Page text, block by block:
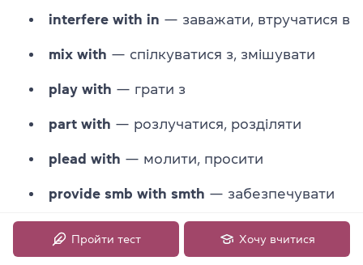
interfere with in — заважати, втручатися в
mix with — спілкуватися з, змішувати
play with — грати з
part with — розлучатися, розділяти
plead with — молити, просити
provide smb with smth — забезпечувати
reason with
— переконати,
Пройти тест Хочу вчитися